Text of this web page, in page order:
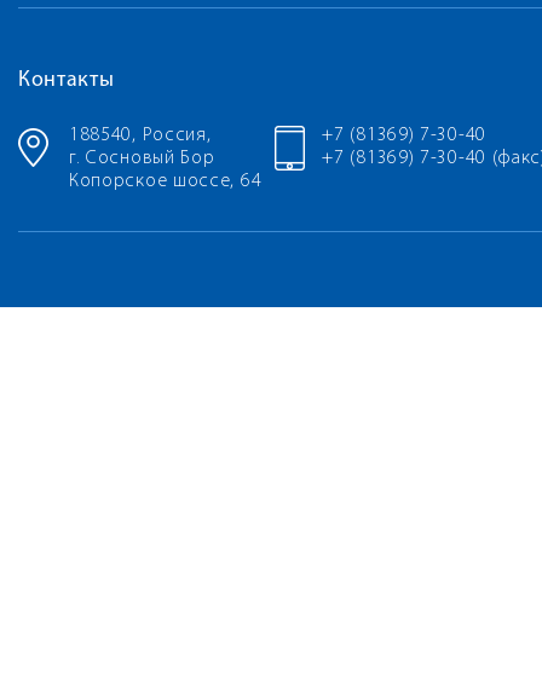
Контакты
188540, Россия,
г. Сосновый Бор
Копорское шоссе, 64
+7 (81369) 7-30-40
+7 (81369) 7-30-40